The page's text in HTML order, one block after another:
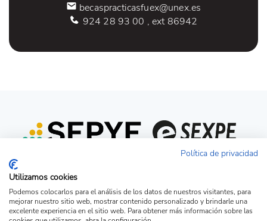
becaspracticasfuex@unex.es
924 28 93 00 , ext 86942
Política de privacidad
Utilizamos cookies
Podemos colocarlos para el análisis de los datos de nuestros visitantes, para
mejorar nuestro sitio web, mostrar contenido personalizado y brindarle una
excelente experiencia en el sitio web. Para obtener más información sobre las